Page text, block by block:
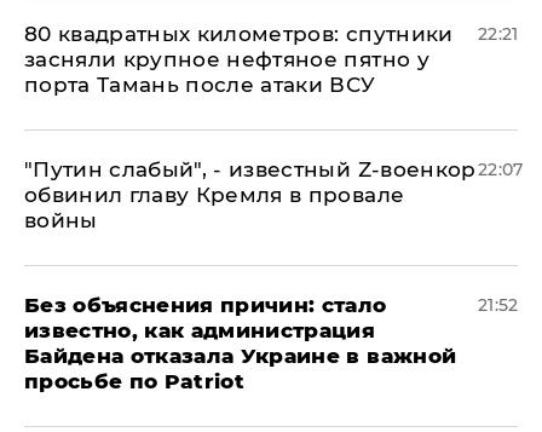
80 квадратных километров: спутники
засняли крупное нефтяное пятно у
порта Тамань после атаки ВСУ
22:21
​"Путин слабый", - известный Z-военкор
обвинил главу Кремля в провале
войны
22:07
Без объяснения причин: стало
известно, как администрация
Байдена отказала Украине в важной
просьбе по Patriot
21:52